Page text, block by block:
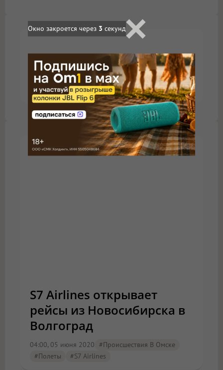
S7 Airlines открывает
рейсы из Новосибирска в
Волгоград
04:00, 05 июня 2020 #Происшествия В Омске
#полеты
#S7 Airlines
Окно закроется через 2 секунд